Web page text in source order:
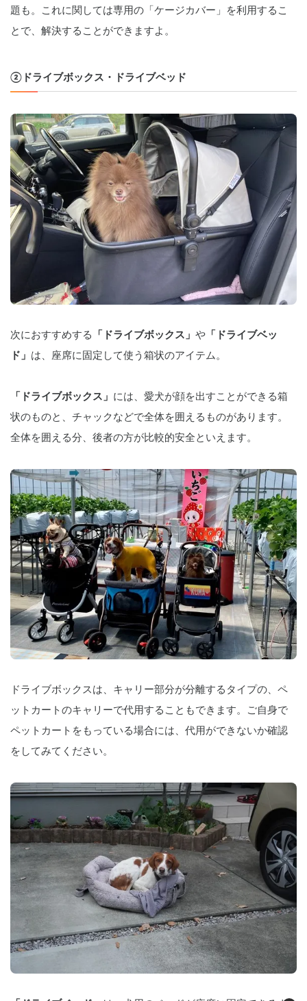
題も。これに関しては専用の「ケージカバー」を利用するこ
とで、解決することができますよ。
②ドライブボックス・ドライブベッド
次におすすめする 「ドライブボックス」 や 「ドライブベッ
ド」 は、座席に固定して使う箱状のアイテム。
「ドライブボックス」 には、愛犬が顔を出すことができる箱
状のものと、チャックなどで全体を囲えるものがあります。
全体を囲える分、後者の方が比較的安全といえます。
ドライブボックスは、キャリー部分が分離するタイプの、ペ
ットカートのキャリーで代用することもできます。ご自身で
ペットカートをもっている場合には、代用ができないか確認
をしてみてください。